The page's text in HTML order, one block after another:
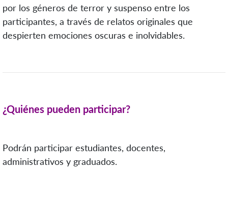
por los géneros de terror y suspenso entre los
participantes, a través de relatos originales que
despierten emociones oscuras e inolvidables.
¿Quiénes pueden participar?
Podrán participar estudiantes, docentes,
administrativos y graduados.